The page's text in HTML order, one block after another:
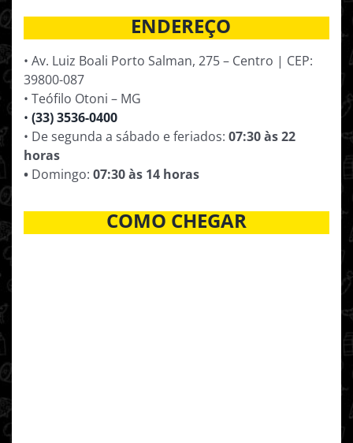
ENDEREÇO
• Av. Luiz Boali Porto Salman, 275 – Centro | CEP:
39800-087
• Teófilo Otoni – MG
• (33) 3536-0400
• De segunda a sábado e feriados: 07:30 às 22
horas
• Domingo: 07:30 às 14 horas
COMO CHEGAR